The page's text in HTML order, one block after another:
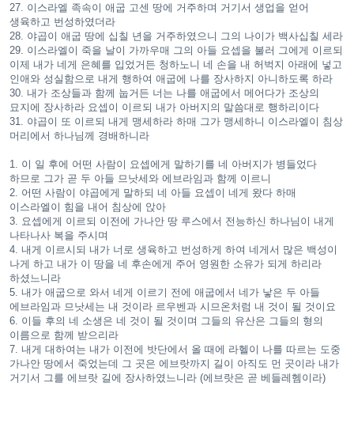
27. 이스라엘 족속이 애굽 고센 땅에 거주하며 거기서 생업을 얻어
생육하고 번성하였더라
28. 야곱이 애굽 땅에 십칠 년을 거주하였으니 그의 나이가 백사십칠 세라
29. 이스라엘이 죽을 날이 가까우매 그의 아들 요셉을 불러 그에게 이르되
이제 내가 네게 은혜를 입었거든 청하노니 네 손을 내 허벅지 아래에 넣고
인애와 성실함으로 내게 행하여 애굽에 나를 장사하지 아니하도록 하라
30. 내가 조상들과 함께 눕거든 너는 나를 애굽에서 메어다가 조상의
묘지에 장사하라 요셉이 이르되 내가 아버지의 말씀대로 행하리이다
31. 야곱이 또 이르되 내게 맹세하라 하매 그가 맹세하니 이스라엘이 침상
머리에서 하나님께 경배하니라
1. 이 일 후에 어떤 사람이 요셉에게 말하기를 네 아버지가 병들었다
하므로 그가 곧 두 아들 므낫세와 에브라임과 함께 이르니
2. 어떤 사람이 야곱에게 말하되 네 아들 요셉이 네게 왔다 하매
이스라엘이 힘을 내어 침상에 앉아
3. 요셉에게 이르되 이전에 가나안 땅 루스에서 전능하신 하나님이 내게
나타나사 복을 주시며
4. 내게 이르시되 내가 너로 생육하고 번성하게 하여 네게서 많은 백성이
나게 하고 내가 이 땅을 네 후손에게 주어 영원한 소유가 되게 하리라
하셨느니라
5. 내가 애굽으로 와서 네게 이르기 전에 애굽에서 네가 낳은 두 아들
에브라임과 므낫세는 내 것이라 르우벤과 시므온처럼 내 것이 될 것이요
6. 이들 후의 네 소생은 네 것이 될 것이며 그들의 유산은 그들의 형의
이름으로 함께 받으리라
7. 내게 대하여는 내가 이전에 밧단에서 올 때에 라헬이 나를 따르는 도중
가나안 땅에서 죽었는데 그 곳은 에브랏까지 길이 아직도 먼 곳이라 내가
거기서 그를 에브랏 길에 장사하였느니라 (에브랏은 곧 베들레헴이라)